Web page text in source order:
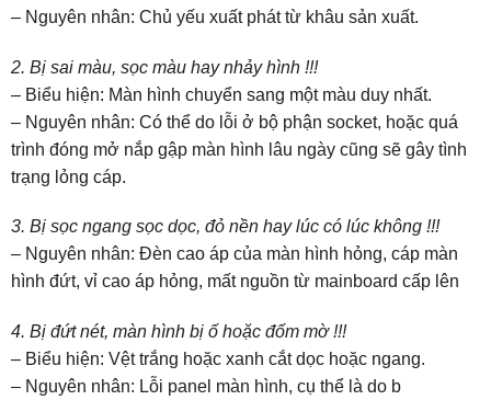
– Nguyên nhân: Chủ yếu xuất phát từ khâu sản xuất.
2. Bị sai màu, sọc màu hay nhảy hình !!!
– Biểu hiện: Màn hình chuyển sang một màu duy nhất.
– Nguyên nhân: Có thể do lỗi ở bộ phận socket, hoặc quá
trình đóng mở nắp gập màn hình lâu ngày cũng sẽ gây tình
trạng lỏng cáp.
3. Bị sọc ngang sọc dọc, đỏ nền hay lúc có lúc không !!!
– Nguyên nhân: Đèn cao áp của màn hình hỏng, cáp màn
hình đứt, vỉ cao áp hỏng, mất nguồn từ mainboard cấp lên
4. Bị đứt nét, màn hình bị ố hoặc đốm mờ !!!
– Biểu hiện: Vệt trắng hoặc xanh cắt dọc hoặc ngang.
– Nguyên nhân: Lỗi panel màn hình, cụ thể là do b